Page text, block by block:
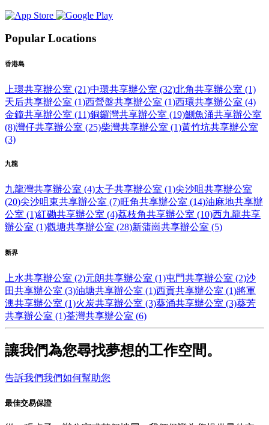
Popular Locations
香港島
上環共享辦公室 (21)中環共享辦公室 (32)北角共享辦公室 (1)
天后共享辦公室 (1)西營盤共享辦公室 (1)西環共享辦公室 (4)
金鐘共享辦公室 (11)銅鑼灣共享辦公室 (19)鰂魚涌共享辦公室
(8)灣仔共享辦公室 (25)柴灣共享辦公室 (1)黃竹坑共享辦公室
(3)
九龍
九龍灣共享辦公室 (4)太子共享辦公室 (1)尖沙咀共享辦公室
(20)尖沙咀東共享辦公室 (7)旺角共享辦公室 (14)油麻地共享辦
公室 (1)紅磡共享辦公室 (4)荔枝角共享辦公室 (10)西九龍共享
辦公室 (1)觀塘共享辦公室 (28)新蒲崗共享辦公室 (5)
新界
上水共享辦公室 (2)元朗共享辦公室 (1)屯門共享辦公室 (2)沙
田共享辦公室 (3)油塘共享辦公室 (1)西貢共享辦公室 (1)將軍
澳共享辦公室 (1)火炭共享辦公室 (3)葵涌共享辦公室 (3)葵芳
共享辦公室 (1)荃灣共享辦公室 (6)
讓我們為您尋找夢想的工作空間。
告訴我們我們如何幫助您
最佳交易保證